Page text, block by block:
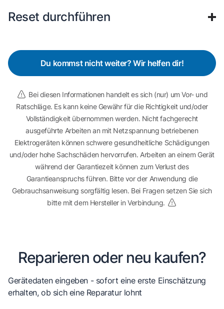
Reset durchführen
Du kommst nicht weiter? Wir helfen dir!
Bei diesen Informationen handelt es sich (nur) um Vor- und
Ratschläge. Es kann keine Gewähr für die Richtigkeit und/oder
Vollständigkeit übernommen werden. Nicht fachgerecht
ausgeführte Arbeiten an mit Netzspannung betriebenen
Elektrogeräten können schwere gesundheitliche Schädigungen
und/oder hohe Sachschäden hervorrufen. Arbeiten an einem Gerät
während der Garantiezeit können zum Verlust des
Garantieanspruchs führen. Bitte vor der Anwendung die
Gebrauchsanweisung sorgfältig lesen. Bei Fragen setzen Sie sich
bitte mit dem Hersteller in Verbindung.
Reparieren oder neu kaufen?
Gerätedaten eingeben - sofort eine erste Einschätzung
erhalten, ob sich eine Reparatur lohnt